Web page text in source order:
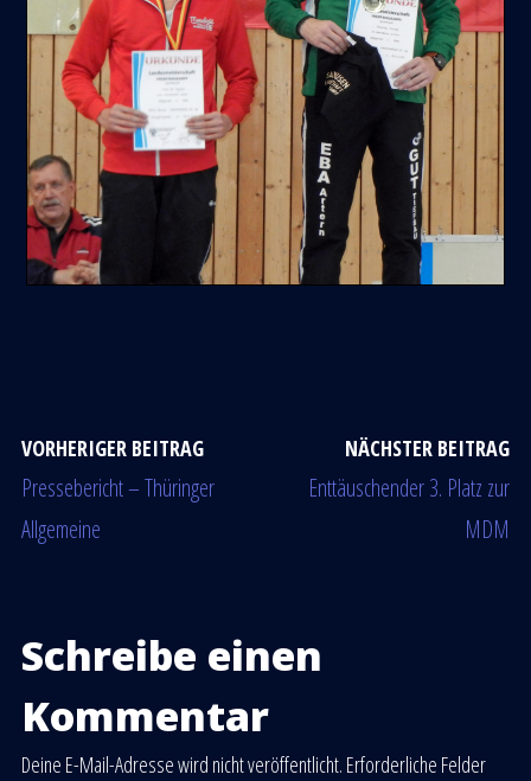
VORHERIGER BEITRAG
Pressebericht – Thüringer
Allgemeine
NÄCHSTER BEITRAG
Enttäuschender 3. Platz zur
MDM
Schreibe einen
Kommentar
Deine E-Mail-Adresse wird nicht veröffentlicht. Erforderliche Felder